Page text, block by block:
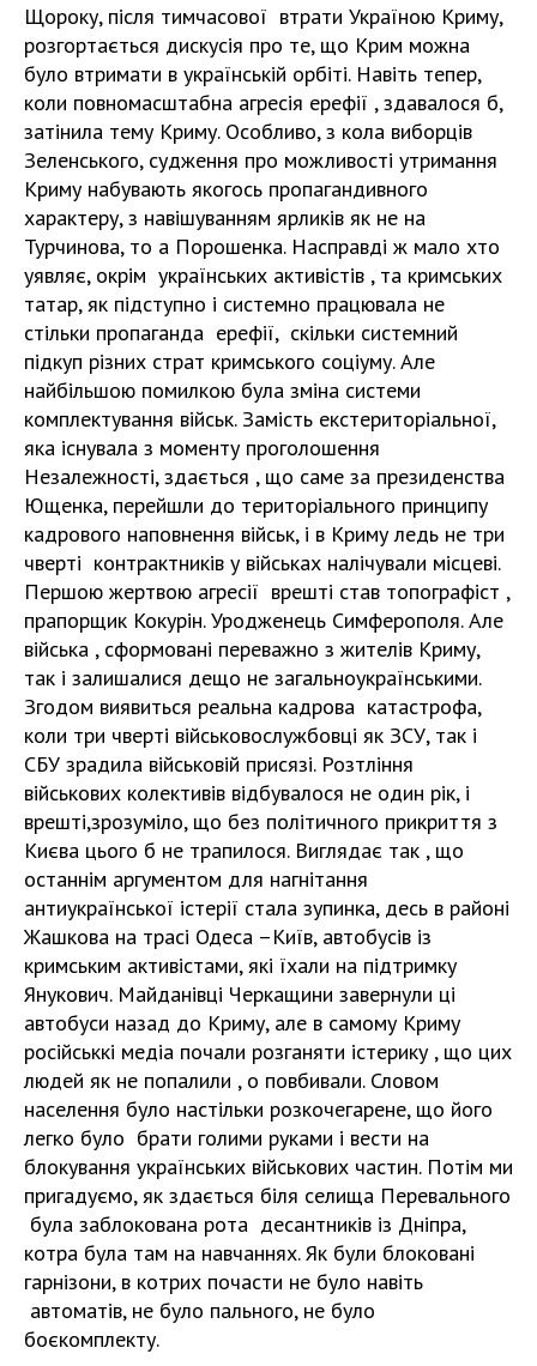
Щороку, після тимчасової втрати Україною Криму,
розгортається дискусія про те, що Крим можна
було втримати в українській орбіті. Навіть тепер,
коли повномасштабна агресія ерефії , здавалося б,
затінила тему Криму. Особливо, з кола виборців
Зеленського, судження про можливості утримання
Криму набувають якогось пропагандивного
характеру, з навішуванням ярликів як не на
Турчинова, то а Порошенка. Насправді ж мало хто
уявляє, окрім українських активістів , та кримських
татар, як підступно і системно працювала не
стільки пропаганда ерефії, скільки системний
підкуп різних страт кримського соціуму. Але
найбільшою помилкою була зміна системи
комплектування військ. Замість екстериторіальної,
яка існувала з моменту проголошення
Незалежності, здається , що саме за президенства
Ющенка, перейшли до територіального принципу
кадрового наповнення військ, і в Криму ледь не три
чверті контрактників у військах налічували місцеві.
Першою жертвою агресії врешті став топографіст ,
прапорщик Кокурін. Уродженець Симферополя. Але
війська , сформовані переважно з жителів Криму,
так і залишалися дещо не загальноукраїнськими.
Згодом виявиться реальна кадрова катастрофа,
коли три чверті військовослужбовці як ЗСУ, так і
СБУ зрадила військовій присязі. Розтління
військових колективів відбувалося не один рік, і
врешті,зрозуміло, що без політичного прикриття з
Києва цього б не трапилося. Виглядає так , що
останнім аргументом для нагнітання
антиукраїнської істерії стала зупинка, десь в районі
Жашкова на трасі Одеса –Київ, автобусів із
кримським активістами, які їхали на підтримку
Янукович. Майданівці Черкащини завернули ці
автобуси назад до Криму, але в самому Криму
російськкі медіа почали розганяти істерику , що цих
людей як не попалили , о повбивали. Словом
населення було настільки розкочегарене, що його
легко було брати голими руками і вести на
блокування українських військових частин. Потім ми
пригадуємо, як здається біля селища Перевального
була заблокована рота десантників із Дніпра,
котра була там на навчаннях. Як були блоковані
гарнізони, в котрих почасти не було навіть
автоматів, не було пального, не було
боєкомплекту.